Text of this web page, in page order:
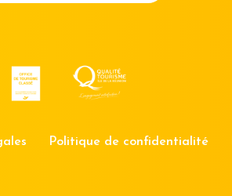
Politique de confidentialité